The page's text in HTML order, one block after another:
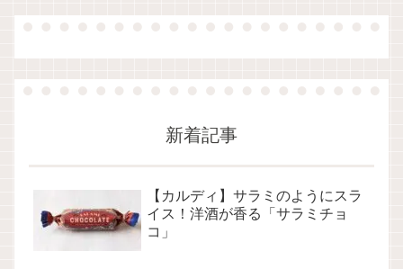
新着記事
【カルディ】サラミのようにスラ
イス！洋酒が香る「サラミチョ
コ」